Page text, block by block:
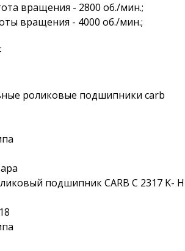
вращения - 2800 об./мин.;
вращения - 4000 об./мин.;
роликовые подшипники carb
подшипник CARB C 2317 K- H